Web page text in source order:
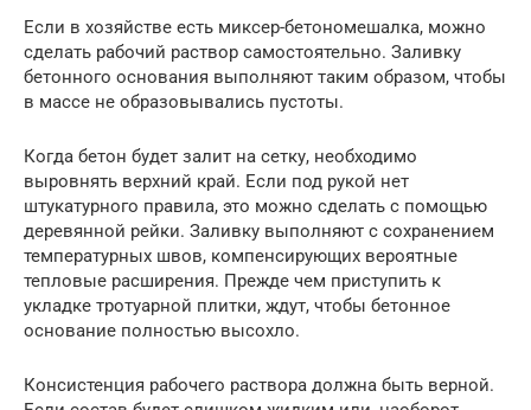
Если в хозяйстве есть миксер-бетономешалка, можно
сделать рабочий раствор самостоятельно. Заливку
бетонного основания выполняют таким образом, чтобы
в массе не образовывались пустоты.
Когда бетон будет залит на сетку, необходимо
выровнять верхний край. Если под рукой нет
штукатурного правила, это можно сделать с помощью
деревянной рейки. Заливку выполняют с сохранением
температурных швов, компенсирующих вероятные
тепловые расширения. Прежде чем приступить к
укладке тротуарной плитки, ждут, чтобы бетонное
основание полностью высохло.
Консистенция рабочего раствора должна быть верной.